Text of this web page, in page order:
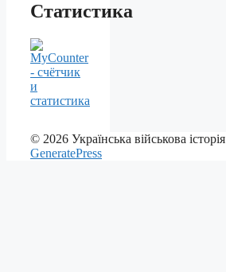
Статистика
© 2026 Українська військова історія
GeneratePress